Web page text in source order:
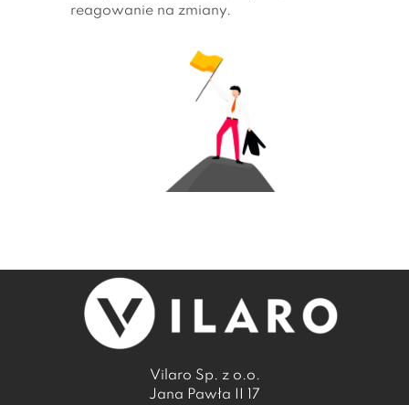
reagowanie na zmiany.
Vilaro Sp. z o.o.
Jana Pawła II 17